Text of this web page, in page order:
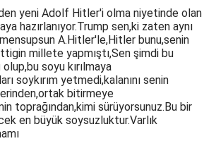
yeni Adolf Hitler'i olma niyetinde olan
hazırlanıyor.Trump sen,ki zaten aynı
A.Hitler'le,Hitler bunu,senin
millete yapmıştı,Sen şimdi bu
soyu kırılmaya
soykırım yetmedi,kalanını senin
bitirmeye
toprağından,kimi sürüyorsunuz.Bu bir
en büyük soysuzluktur.Varlık